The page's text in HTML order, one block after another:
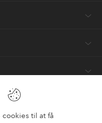
til at få